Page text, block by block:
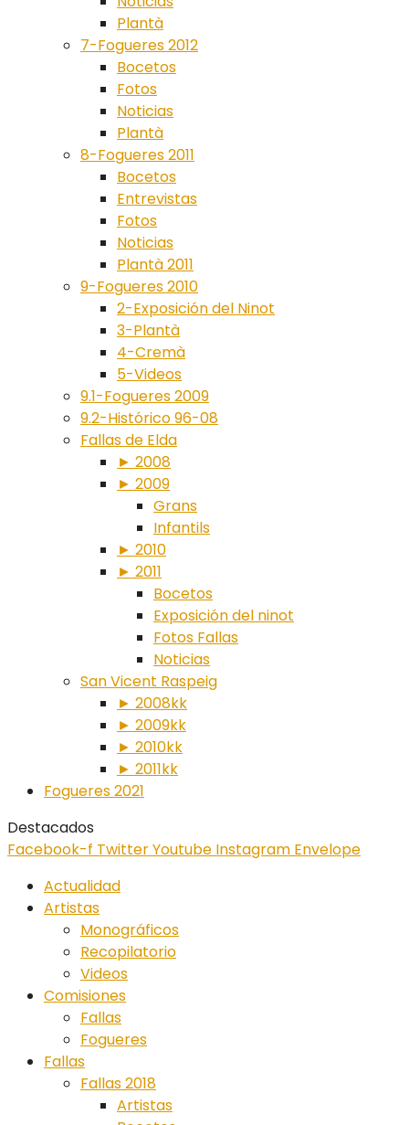
Plantà
7-Fogueres 2012
Bocetos
Fotos
Noticias
Plantà
8-Fogueres 2011
Bocetos
Entrevistas
Fotos
Noticias
Plantà 2011
9-Fogueres 2010
2-Exposición del Ninot
3-Plantà
4-Cremà
5-Videos
9.1-Fogueres 2009
9.2-Histórico 96-08
Fallas de Elda
► 2008
► 2009
Grans
Infantils
► 2010
► 2011
Bocetos
Exposición del ninot
Fotos Fallas
Noticias
San Vicent Raspeig
► 2008kk
► 2009kk
► 2010kk
► 2011kk
Fogueres 2021
Destacados
Facebook-f TwitterYoutube Instagram Envelope
Actualidad
Artistas
Monográficos
Recopilatorio
Videos
Comisiones
Fallas
Fogueres
Fallas
Fallas 2018
Artistas